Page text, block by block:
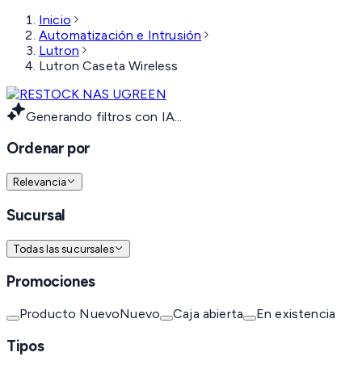
Inicio
Automatización e Intrusión
Lutron
Lutron Caseta Wireless
Generando filtros con IA...
Ordenar por
Relevancia
Sucursal
Todas las sucursales
Promociones
Producto NuevoNuevo Caja abierta En existencia
Tipos